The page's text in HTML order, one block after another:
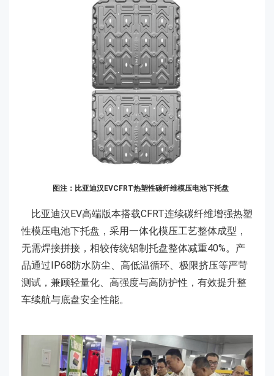
图注：比亚迪汉EVCFRT热塑性碳纤维模压电池下托盘
比亚迪汉EV高端版本搭载CFRT连续碳纤维增强热塑
性模压电池下托盘，采用一体化模压工艺整体成型，
无需焊接拼接，相较传统铝制托盘整体减重40%。产
品通过IP68防水防尘、高低温循环、极限挤压等严苛
测试，兼顾轻量化、高强度与高防护性，有效提升整
车续航与底盘安全性能。